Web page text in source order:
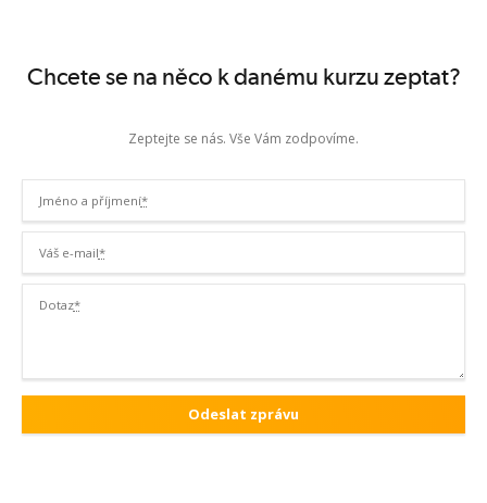
Chcete se na něco k danému kurzu zeptat?
Zeptejte se nás. Vše Vám zodpovíme.
Jméno a příjmení*
Váš e-mail*
Dotaz*